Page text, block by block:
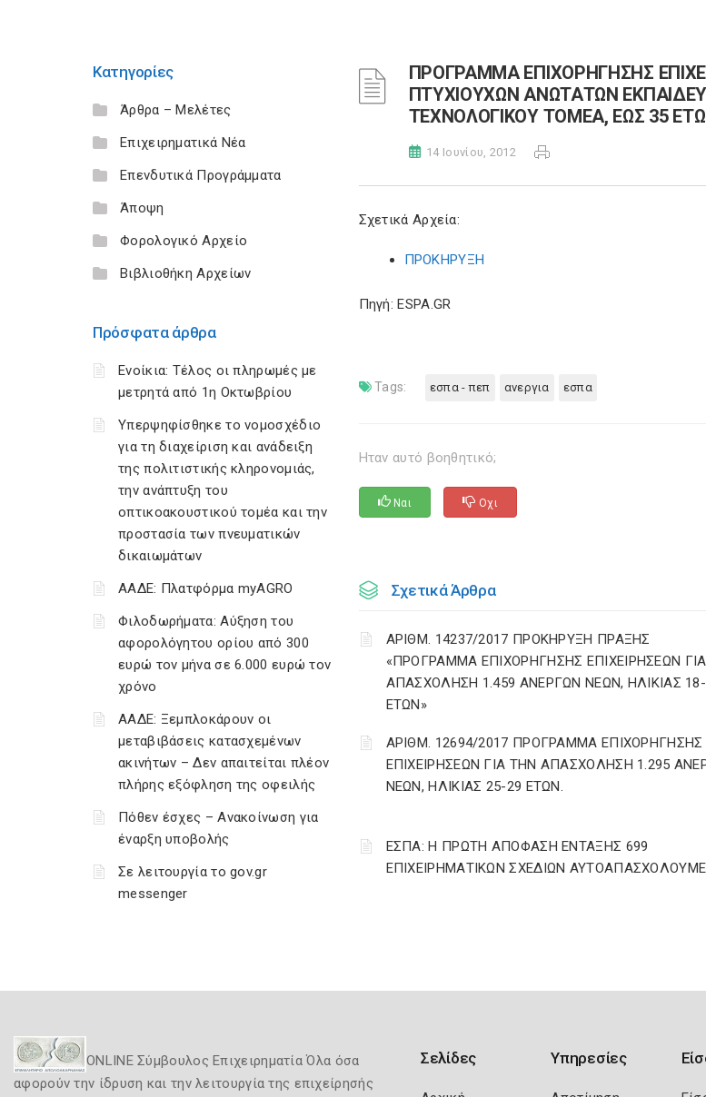
Κατηγορίες
Άρθρα – Μελέτες
Επιχειρηματικά Νέα
Επενδυτικά Προγράμματα
Άποψη
Φορολογικό Αρχείο
Βιβλιοθήκη Αρχείων
Πρόσφατα άρθρα
Ενοίκια: Τέλος οι πληρωμές με
μετρητά από 1η Οκτωβρίου
Υπερψηφίσθηκε το νομοσχέδιο
για τη διαχείριση και ανάδειξη
της πολιτιστικής κληρονομιάς,
την ανάπτυξη του
οπτικοακουστικού τομέα και την
προστασία των πνευματικών
δικαιωμάτων
ΑΑΔΕ: Πλατφόρμα myAGRO
Φιλοδωρήματα: Αύξηση του
αφορολόγητου ορίου από 300
ευρώ τον μήνα σε 6.000 ευρώ τον
χρόνο
ΑΑΔΕ: Ξεμπλοκάρουν οι
μεταβιβάσεις κατασχεμένων
ακινήτων – Δεν απαιτείται πλέον
πλήρης εξόφληση της οφειλής
Πόθεν έσχες – Ανακοίνωση για
έναρξη υποβολής
Σε λειτουργία το gov.gr
messenger
ΠΡΟΓΡΑΜΜΑ ΕΠΙΧΟΡΗΓΗΣΗΣ
ΠΤΥΧΙΟΥΧΩΝ ΑΝΩΤΑΤΩΝ
ΤΕΧΝΟΛΟΓΙΚΟΥ ΤΟΜΕΑ, ΕΩΣ 35
14 Ιουνίου, 2012
Σχετικά Αρχεία:
ΠΡΟΚΗΡΥΞΗ
Πηγή: ESPA.GR
Tags: εσπα - πεπ ανεργια εσπα
Ηταν αυτό βοηθητικό;
Ναι Οχι
Σχετικά Άρθρα
ΑΡΙΘΜ. 14237/2017 ΠΡΟΚΗΡΥΞΗ ΠΡΑΞΗΣ
«ΠΡΟΓΡΑΜΜΑ ΕΠΙΧΟΡΗΓΗΣΗΣ ΕΠΙΧΕΙΡΗΣΕΩΝ
ΑΠΑΣΧΟΛΗΣΗ 1.459 ΑΝΕΡΓΩΝ ΝΕΩΝ, ΗΛΙΚΙΑΣ
ΕΤΩΝ»
ΑΡΙΘΜ. 12694/2017 ΠΡΟΓΡΑΜΜΑ ΕΠΙΧΟΡΗΓΗΣΗΣ
ΕΠΙΧΕΙΡΗΣΕΩΝ ΓΙΑ ΤΗΝ ΑΠΑΣΧΟΛΗΣΗ 1.295
ΝΕΩΝ, ΗΛΙΚΙΑΣ 25-29 ΕΤΩΝ.
ΕΣΠΑ: Η ΠΡΩΤΗ ΑΠΟΦΑΣΗ ΕΝΤΑΞΗΣ 699
ΕΠΙΧΕΙΡΗΜΑΤΙΚΩΝ ΣΧΕΔΙΩΝ
ONLINE Σύμβουλος Επιχειρηματία Όλα όσα
αφορούν την ίδρυση και την λειτουργία της επιχείρησής
Σελίδες Υπηρεσίες